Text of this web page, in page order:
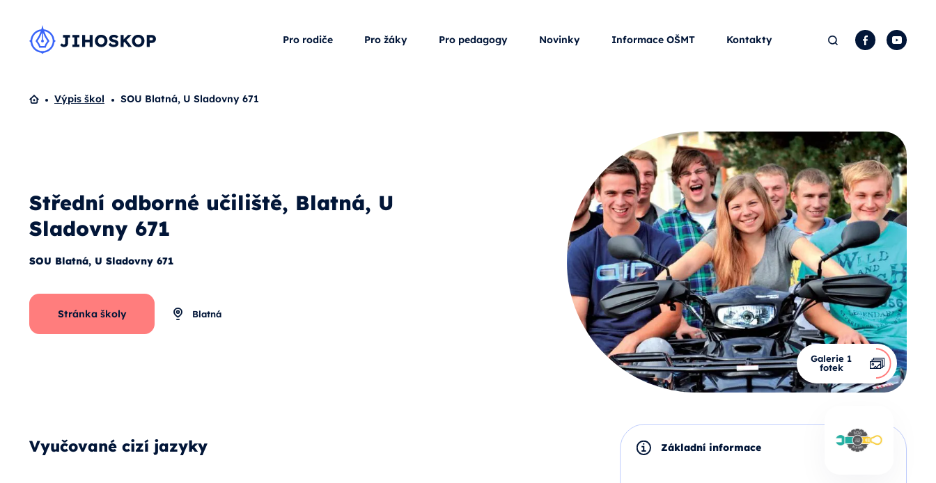
Pro rodiče Pro žáky Pro pedagogy Novinky Informace OŠMT Kontakty Hledat Facebook
Domů
Výpis škol SOU Blatná, U Sladovny 671
Střední odborné učiliště, Blatná, U
Sladovny 671
SOU Blatná, U Sladovny 671
Stránka školy Blatná
Galerie 1
fotek
Vyučované cizí jazyky Základní informace